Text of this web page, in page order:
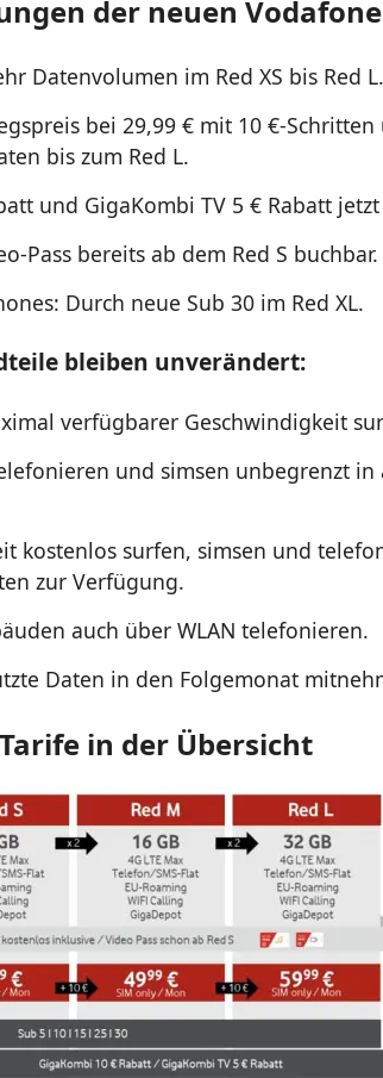
der neuen Vodafone
Datenvolumen im Red XS bis Red L.
bei 29,99 € mit 10 €-Schritten
bis zum Red L.
und GigaKombi TV 5 € Rabatt
Pass bereits ab dem Red S buchbar.
Durch neue Sub 30 im Red XL.
bleiben unverändert:
verfügbarer Geschwindigkeit
und simsen unbegrenzt in
kostenlos surfen, simsen und
zur Verfügung.
auch über WLAN telefonieren.
Daten in den Folgemonat
in der Übersicht